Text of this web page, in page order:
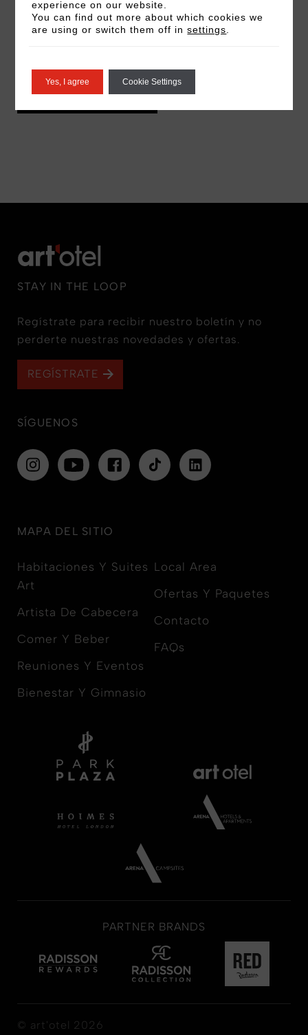
combinado con la rica tradición vinícola de la
región, hace que sus vinos sean la combinación
MÁS SOBRE ELLOS
STAY IN THE LOOP
Regístrate para recibir nuestro boletín y no
perderte nuestras novedades y ofertas.
REGÍSTRATE
SÍGUENOS
MAPA DEL SITIO
Habitaciones Y Suites
Art
Artista De Cabecera
Comer Y Beber
Reuniones Y Eventos
Bienestar Y Gimnasio
Local Area
Ofertas Y Paquetes
Contacto
FAQs
PARTNER BRANDS
© art'otel 2026
experience on our website.
You can find out more about which cookies we
are using or switch them off insettings
Yes, I agree Cookie Settings